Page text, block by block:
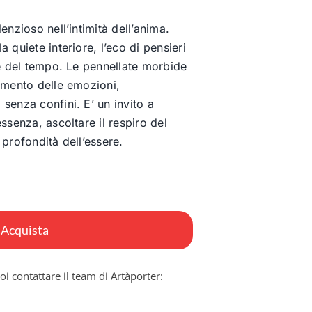
nell’intimità dell’anima.
quiete interiore, l’eco di pensieri
tempo. Le pennellate morbide
delle emozioni,
confini. E’ un invito a
ascoltare il respiro del
dell’essere.
Acquista
contattare il team di Artàporter: